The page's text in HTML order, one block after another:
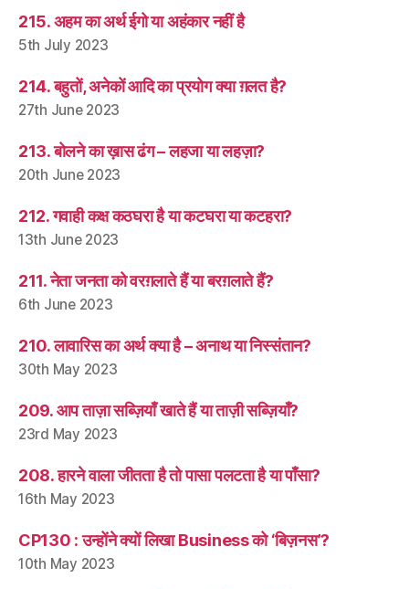
215. अहम का अर्थ ईगो या अहंकार नहीं है
5th July 2023
214. बहुतों, अनेकों आदि का प्रयोग क्या ग़लत है?
27th June 2023
213. बोलने का ख़ास ढंग – लहजा या लहज़ा?
20th June 2023
212. गवाही कक्ष कठघरा है या कटघरा या कटहरा?
13th June 2023
211. नेता जनता को वरग़लाते हैं या बरग़लाते हैं?
6th June 2023
210. लावारिस का अर्थ क्या है – अनाथ या निस्संतान?
30th May 2023
209. आप ताज़ा सब्ज़ियाँ खाते हैं या ताज़ी सब्ज़ियाँ?
23rd May 2023
208. हारने वाला जीतता है तो पासा पलटता है या पाँसा?
16th May 2023
CP130 : उन्होंने क्यों लिखा Business को ‘बिज़नस’?
10th May 2023